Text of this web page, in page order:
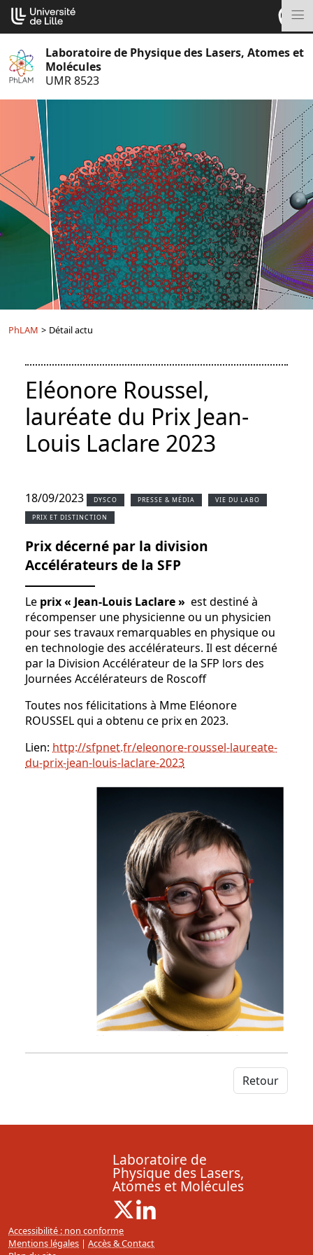
Aller
au
contenu
Laboratoire de Physique des Lasers, Atomes et
Molécules
UMR 8523
PhLAM > Détail actu
Eléonore Roussel,
lauréate du Prix Jean-
Louis Laclare 2023
18/09/2023 DYSCO PRESSE & MÉDIA VIE DU LABO
PRIX ET DISTINCTION
Prix décerné par la division
Accélérateurs de la SFP
Le prix « Jean-Louis Laclare » est destiné à
récompenser une physicienne ou un physicien
pour ses travaux remarquables en physique ou
en technologie des accélérateurs. Il est décerné
par la Division Accélérateur de la SFP lors des
Journées Accélérateurs de Roscoff
Toutes nos félicitations à Mme Eléonore
ROUSSEL qui a obtenu ce prix en 2023.
Lien: http://sfpnet.fr/eleonore-roussel-laureate-
du-prix-jean-louis-laclare-2023
Retour
Laboratoire de
Physique des Lasers,
Atomes et Molécules
X ( Nouvelle fenêtre)
Accessibilité : non conforme
Mentions légales | Accès & Contact
Cookies management panel